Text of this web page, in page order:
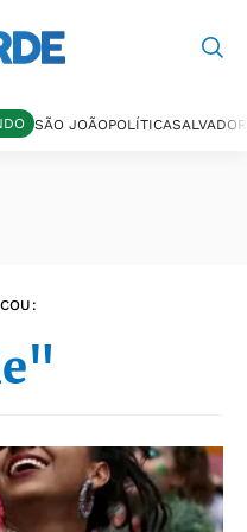
SÃO JOÃOPOLÍTICASALVADOR